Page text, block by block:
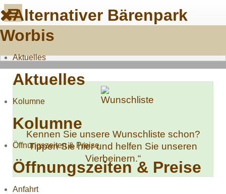
Alternativer Bärenpark
Worbis
Aktuelles
Aktuelles
Kolumne
Kolumne
Öffnungszeiten & Preise
Öffnungszeiten & Preise
Anfahrt
Kennen Sie unsere Wunschliste schon?
Tippen Sie hier und helfen Sie unseren
Vierbeinern.“